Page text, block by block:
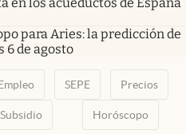
para Aries: la predicción de
6 de agosto
SEPE Precios
Subsidio Horóscopo